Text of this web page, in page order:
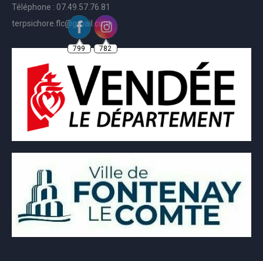
Téléphone : 07.49.57.76.81
terpsichore.flc@gmail.com
799 782